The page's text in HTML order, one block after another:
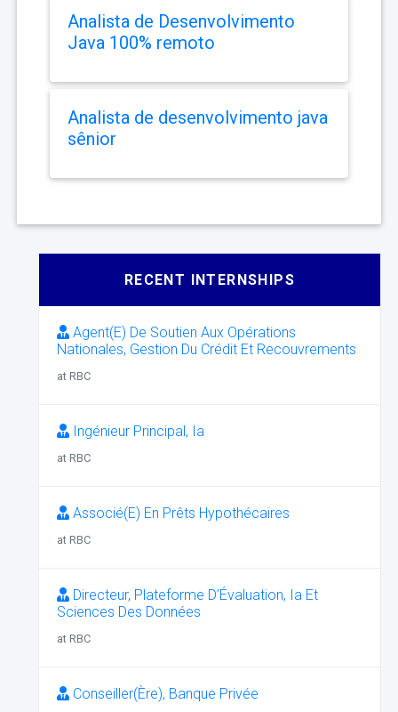
Analista de Desenvolvimento
Java 100% remoto
Analista de desenvolvimento java
sênior
RECENT INTERNSHIPS
Agent(E) De Soutien Aux Opérations
Nationales, Gestion Du Crédit Et Recouvrements
at RBC
Ingénieur Principal, Ia
at RBC
Associé(E) En Prêts Hypothécaires
at RBC
Directeur, Plateforme D’Évaluation, Ia Et
Sciences Des Données
at RBC
Conseiller(Ère), Banque Privée